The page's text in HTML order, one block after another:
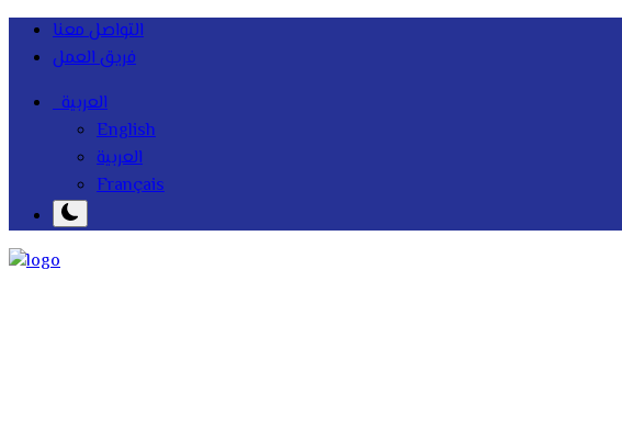
التواصل معنا
فريق العمل
العربية
English
العربية
Français